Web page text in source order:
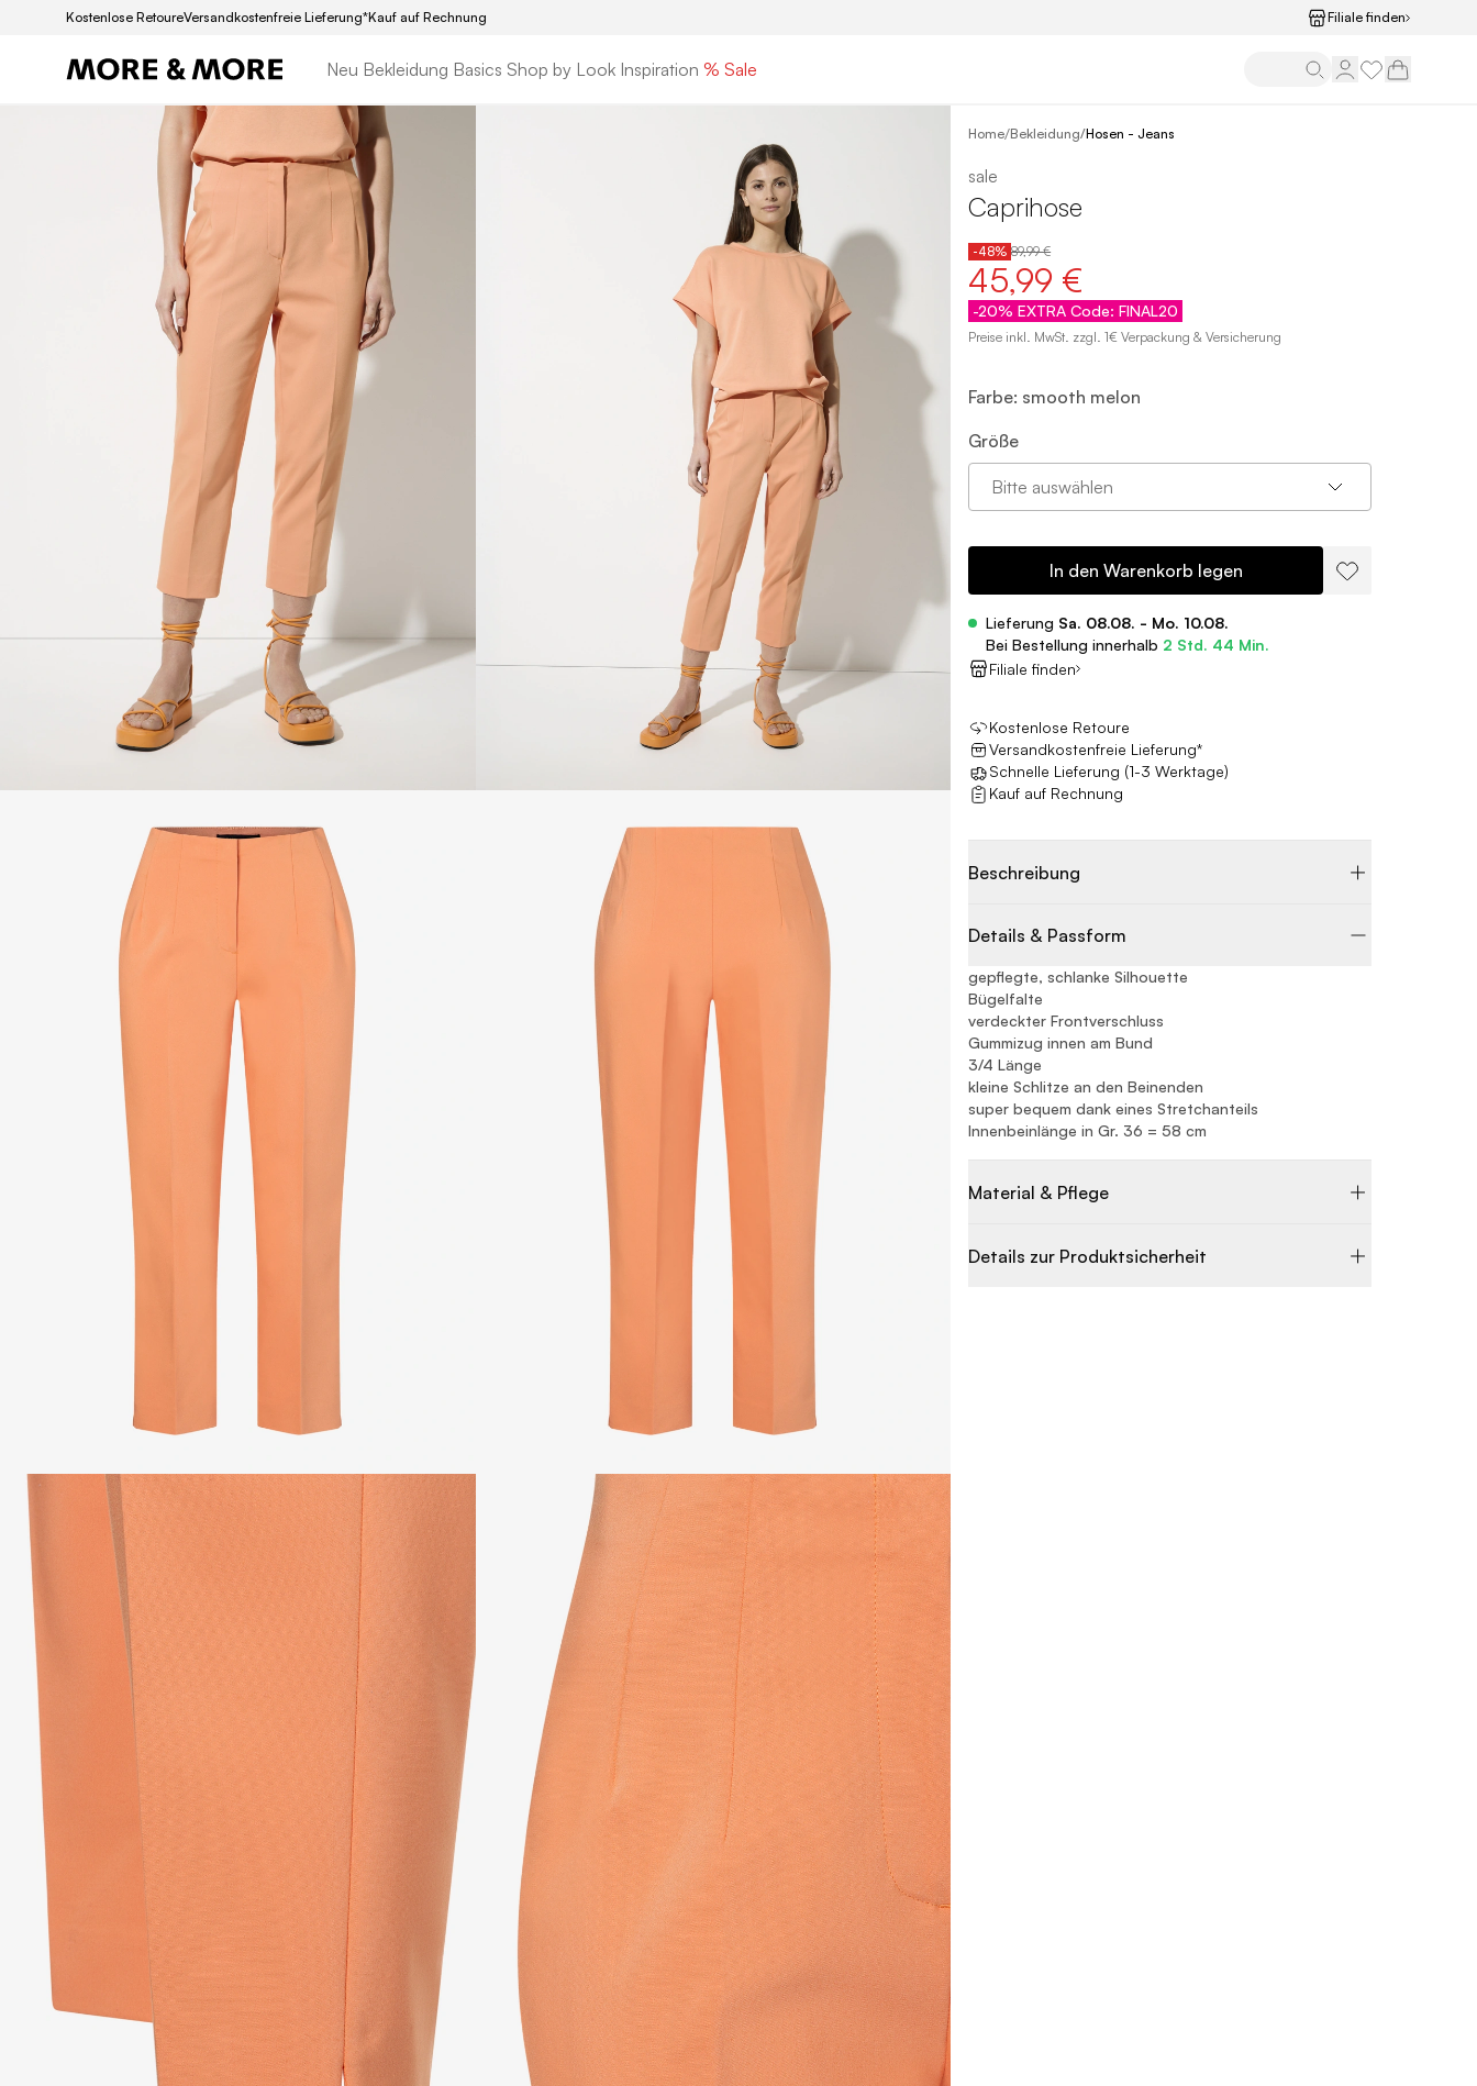
Kostenlose RetoureVersandkostenfreie Lieferung*Kauf auf Rechnung Filiale finden
Neu Bekleidung Basics Shop by Look Inspiration % Sale
Home/Bekleidung/Hosen - Jeans
sale
Caprihose
-48% 89,99 €
45,99 €
-20% EXTRA Code: FINAL20
Preise inkl. MwSt. zzgl. 1€ Verpackung & Versicherung
Farbe: smooth melon
Größe
Bitte auswählen
In den Warenkorb legen
Lieferung Sa. 08.08. - Mo. 10.08.
Bei Bestellung innerhalb 2 Std. 44 Min.
Filiale finden
Kostenlose Retoure
Versandkostenfreie Lieferung*
Schnelle Lieferung (1-3 Werktage)
Kauf auf Rechnung
Beschreibung
Details & Passform
gepflegte, schlanke Silhouette
Bügelfalte
verdeckter Frontverschluss
Gummizug innen am Bund
3/4 Länge
kleine Schlitze an den Beinenden
super bequem dank eines Stretchanteils
Innenbeinlänge in Gr. 36 = 58 cm
Material & Pflege
Details zur Produktsicherheit